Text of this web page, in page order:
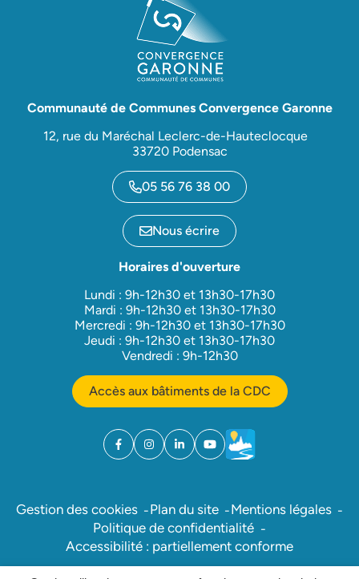
Communauté de Communes Convergence Garonne
12, rue du Maréchal Leclerc-de-Hauteclocque
33720 Podensac
05 56 76 38 00
Nous écrire
Horaires d'ouverture
Lundi : 9h-12h30 et 13h30-17h30
Mardi : 9h-12h30 et 13h30-17h30
Mercredi : 9h-12h30 et 13h30-17h30
Jeudi : 9h-12h30 et 13h30-17h30
Vendredi : 9h-12h30
Accès aux bâtiments de la CDC
Facebook
(ouverture dans un nouvel onglet)
Instagram
(ouverture dans un nouvel onglet)
Linkedin
(ouverture dans un nouvel onglet)
YouTube
(ouverture dans un nouvel
Météo
(ouverture dans un
Gestion des cookies Plan du site
Mentions légales
Politique de confidentialité
Accessibilité : partiellement conforme